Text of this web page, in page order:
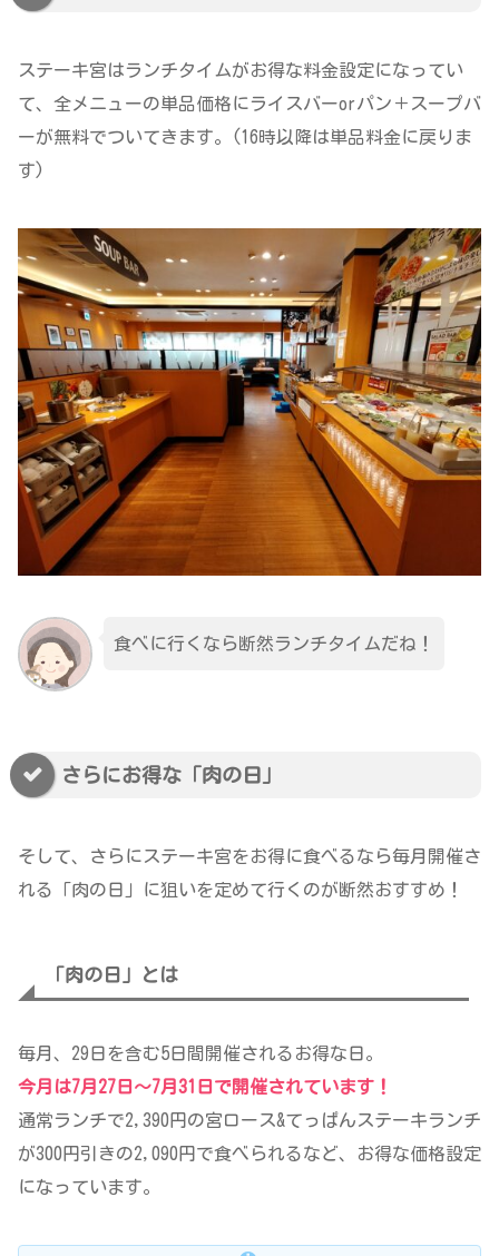
ステーキ宮はランチタイムがお得な料金設定になってい
て、全メニューの単品価格にライスバーorパン＋スープバ
ーが無料でついてきます。(16時以降は単品料金に戻りま
す)
食べに行くなら断然ランチタイムだね！
さらにお得な「肉の日」
そして、さらにステーキ宮をお得に食べるなら毎月開催さ
れる「肉の日」に狙いを定めて行くのが断然おすすめ！
「肉の日」とは
毎月、29日を含む5日間開催されるお得な日。
今月は7月27日～7月31日で開催されています！
通常ランチで2,390円の宮ロース&てっぱんステーキランチ
が300円引きの2,090円で食べられるなど、お得な価格設定
になっています。